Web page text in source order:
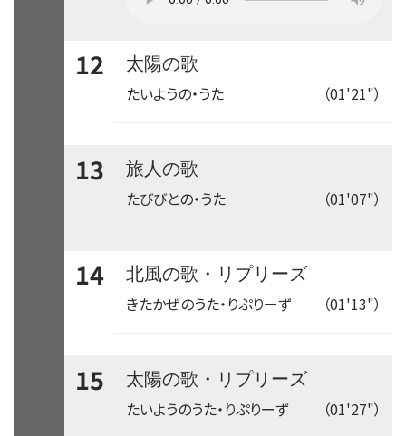
12
太陽の歌
（01'21"）
たいようの・うた
13
旅人の歌
（01'07"）
たびびとの・うた
14
北風の歌・リプリーズ
（01'13"）
きたかぜのうた・りぷりーず
15
太陽の歌・リプリーズ
（01'27"）
たいようのうた・りぷりーず